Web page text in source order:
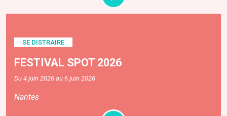
SE DISTRAIRE
FESTIVAL SPOT 2026
Du 4 juin 2026 au 6 juin 2026
Nantes